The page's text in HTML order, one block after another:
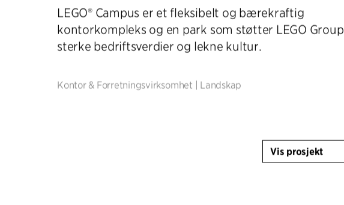
LEGO® Campus er et fleksibelt og bærekraftig
kontorkompleks og en park som støtter LEGO Group
sterke bedriftsverdier og lekne kultur.
Kontor & Forretningsvirksomhet Landskap
Vis prosjekt